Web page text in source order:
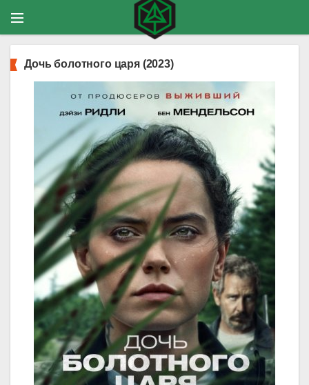
Дочь болотного царя (2023)